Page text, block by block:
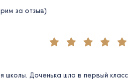
за отзыв)
школы. Доченька шла в первый класс